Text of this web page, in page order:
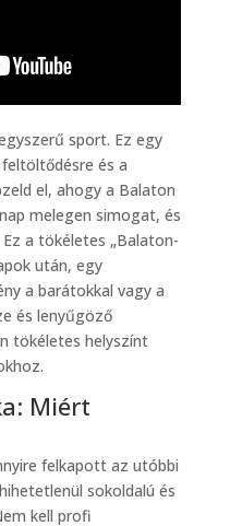
sport. Ez egy
és a
el, ahogy a Balaton
melegen simogat, és
a tökéletes „Balaton-
után, egy
a barátokkal vagy a
és lenyűgöző
tökéletes helyszínt
Miért
felkapott az utóbbi
sokoldalú és
kell profi